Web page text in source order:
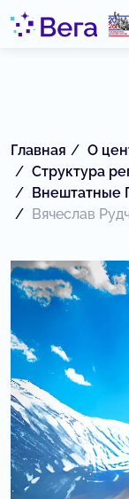
Главная
О
Структура
Внештатные
Вячеслав